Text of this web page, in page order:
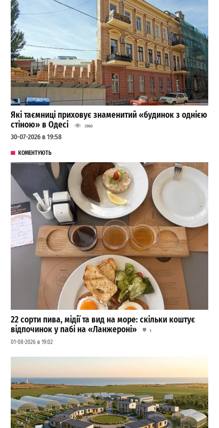
Які таємниці приховує знаменитий «будинок з однією
стіною» в Одесі
3960
30-07-2026 в 19:58
КОМЕНТУЮТЬ
22 сорти пива, мідії та вид на море: скільки коштує
відпочинок у пабі на «Ланжероні»
1
01-08-2026 в 19:02